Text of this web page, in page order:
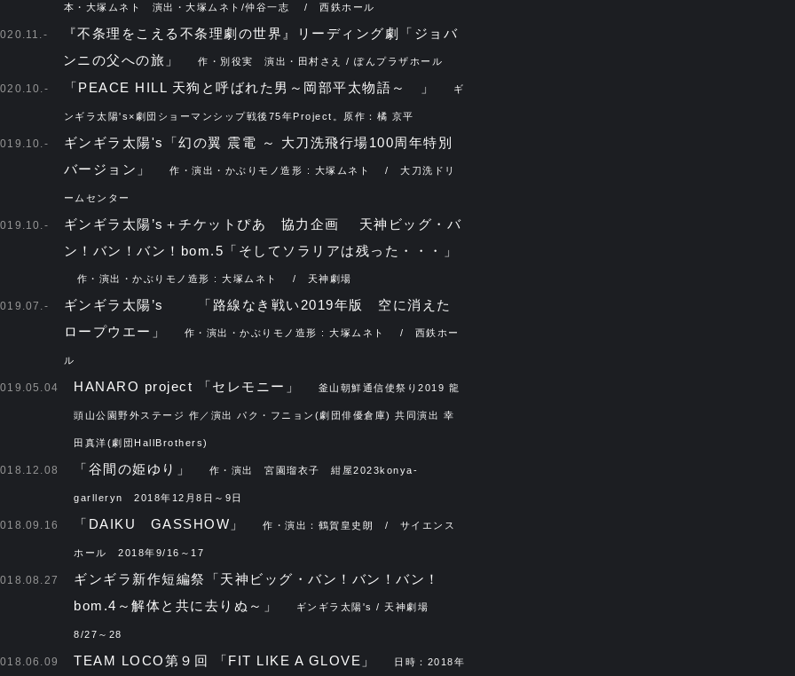
本・大塚ムネト 演出・大塚ムネト/仲谷一志 ​ / 西鉄ホール ​
『不条理をこえる不条理劇の世界』リーディング劇「ジョバ
ンニの父への旅」
作・別役実 演出・田村さえ / ぽんプラザホール ​
「PEACE HILL 天狗と呼ばれた男～岡部平太物語～ 」 ギ
ンギラ太陽's×劇団ショーマンシップ戦後75年Project。原作：橘 京平
ギンギラ太陽's「幻の翼 震電 ～ 大刀洗飛行場100周年特別
バージョン」
作・演出・かぶりモノ造形 : 大塚ムネト / 大刀洗ドリ
ームセンター
ギンギラ太陽’s＋チケットぴあ 協力企画 天神ビッグ・バ
ン！バン！バン！bom.5「そしてソラリアは残った・・・」
作・演出・かぶりモノ造形 : 大塚ムネト / 天神劇場
ギンギラ太陽’s 「路線なき戦い2019年版 空に消えた
ロープウエー」
作・演出・かぶりモノ造形 : 大塚ムネト / 西鉄ホー
ル
HANARO project 「セレモニー」 釜山朝鮮通信使祭り2019 龍
頭山公園野外ステージ 作／演出 パク・フニョン(劇団俳優倉庫) 共同演出 幸
田真洋(劇団HallBrothers)
「谷間の姫ゆり」 作・演出 宮園瑠衣子 紺屋2023konya-
garlleryn 2018年12月8日～9日
「DAIKU GASSHOW」 作・演出：鶴賀皇史朗 / サイエンス
ホール 2018年9/16～17
ギンギラ新作短編祭「天神ビッグ・バン！バン！バン！
bom.4～解体と共に去りぬ～」
ギンギラ太陽's / 天神劇場
8/27～28
TEAM LOCO第９回 「FIT LIKE A GLOVE」 日時：2018年